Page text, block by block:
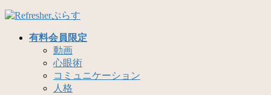
コ
ナ
有料会員限定
動画
心眼術
コミュニケーション
人格